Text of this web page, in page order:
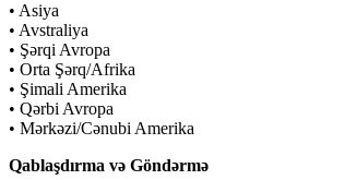
• Asiya
• Avstraliya
• Şərqi Avropa
• Orta Şərq/Afrika
• Şimali Amerika
• Qərbi Avropa
• Mərkəzi/Cənubi Amerika
Qablaşdırma və Göndərmə